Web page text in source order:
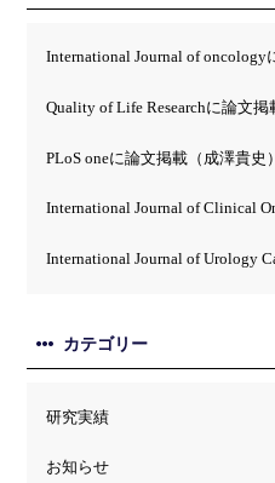
International Journal of oncology
Quality of Life Researchに論文掲
PLoS oneに論文掲載（成澤貴史）
カテゴリー
研究実績
お知らせ